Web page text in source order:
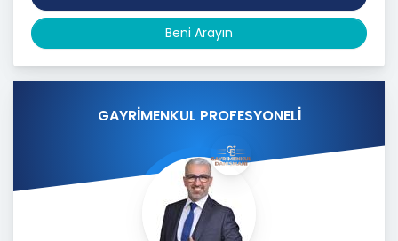
Beni Arayın
GAYRİMENKUL PROFESYONELİ